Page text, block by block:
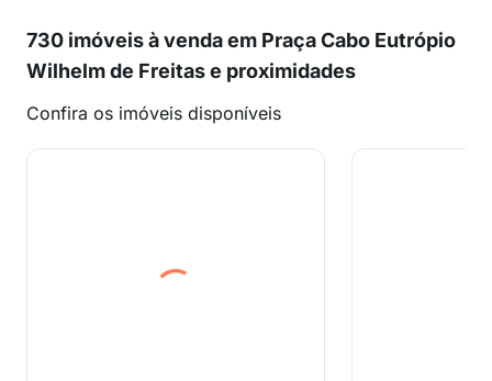
730 imóveis à venda em Praça Cabo Eutrópio
Wilhelm de Freitas e proximidades
Confira os imóveis disponíveis